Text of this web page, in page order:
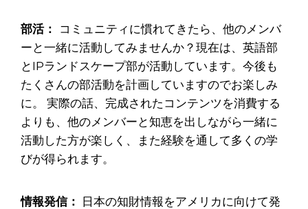
部活： コミュニティに慣れてきたら、他のメンバ
ーと一緒に活動してみませんか？現在は、英語部
とIPランドスケープ部が活動しています。今後も
たくさんの部活動を計画していますのでお楽しみ
に。 実際の話、完成されたコンテンツを消費する
よりも、他のメンバーと知恵を出しながら一緒に
活動した方が楽しく、また経験を通して多くの学
びが得られます。
情報発信： 日本の知財情報をアメリカに向けて発